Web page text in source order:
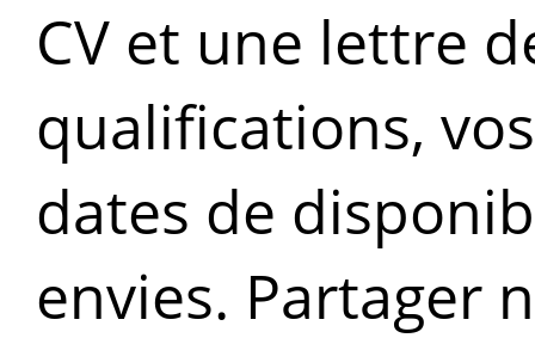
CV et une lettre
qualifications,
dates de
envies. Partager